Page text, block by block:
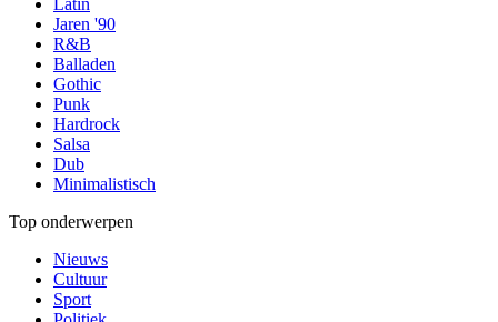
Latin
Jaren '90
R&B
Balladen
Gothic
Punk
Hardrock
Salsa
Dub
Minimalistisch
Top onderwerpen
Nieuws
Cultuur
Sport